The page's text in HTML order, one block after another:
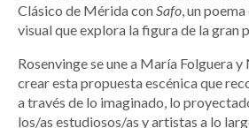
Clásico de Mérida con Safo , un
visual que explora la figura de la gran
Rosenvinge se une a María Folguera
crear esta propuesta escénica que
a través de lo imaginado, lo
los/as estudiosos/as y artistas a lo